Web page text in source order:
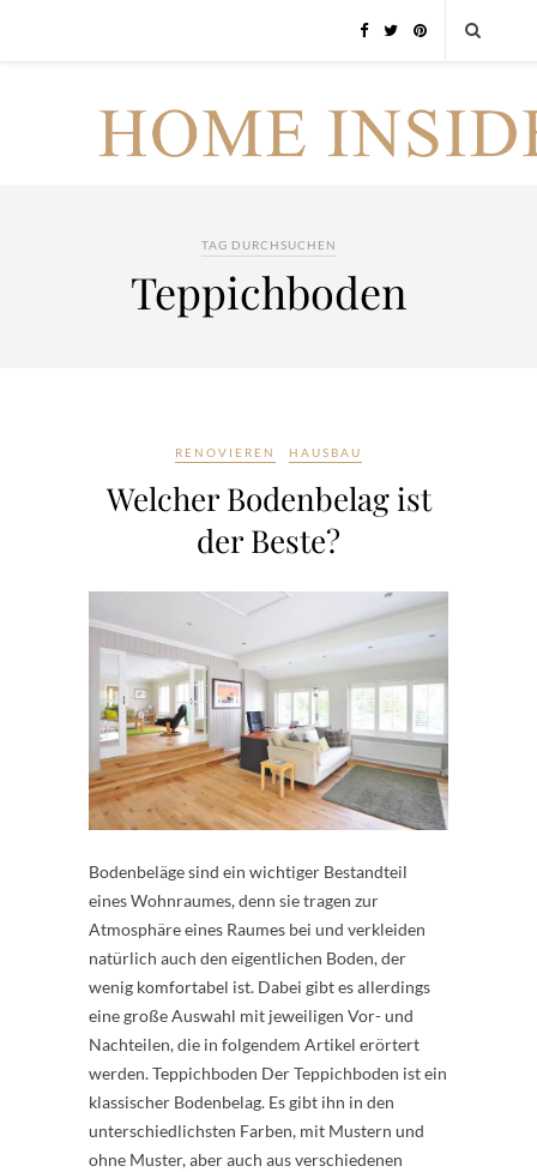
TAG DURCHSUCHEN
Teppichboden
RENOVIEREN HAUSBAU
Welcher Bodenbelag ist
der Beste?
Bodenbeläge sind ein wichtiger Bestandteil
eines Wohnraumes, denn sie tragen zur
Atmosphäre eines Raumes bei und verkleiden
natürlich auch den eigentlichen Boden, der
wenig komfortabel ist. Dabei gibt es allerdings
eine große Auswahl mit jeweiligen Vor- und
Nachteilen, die in folgendem Artikel erörtert
werden. Teppichboden Der Teppichboden ist ein
klassischer Bodenbelag. Es gibt ihn in den
unterschiedlichsten Farben, mit Mustern und
ohne Muster, aber auch aus verschiedenen